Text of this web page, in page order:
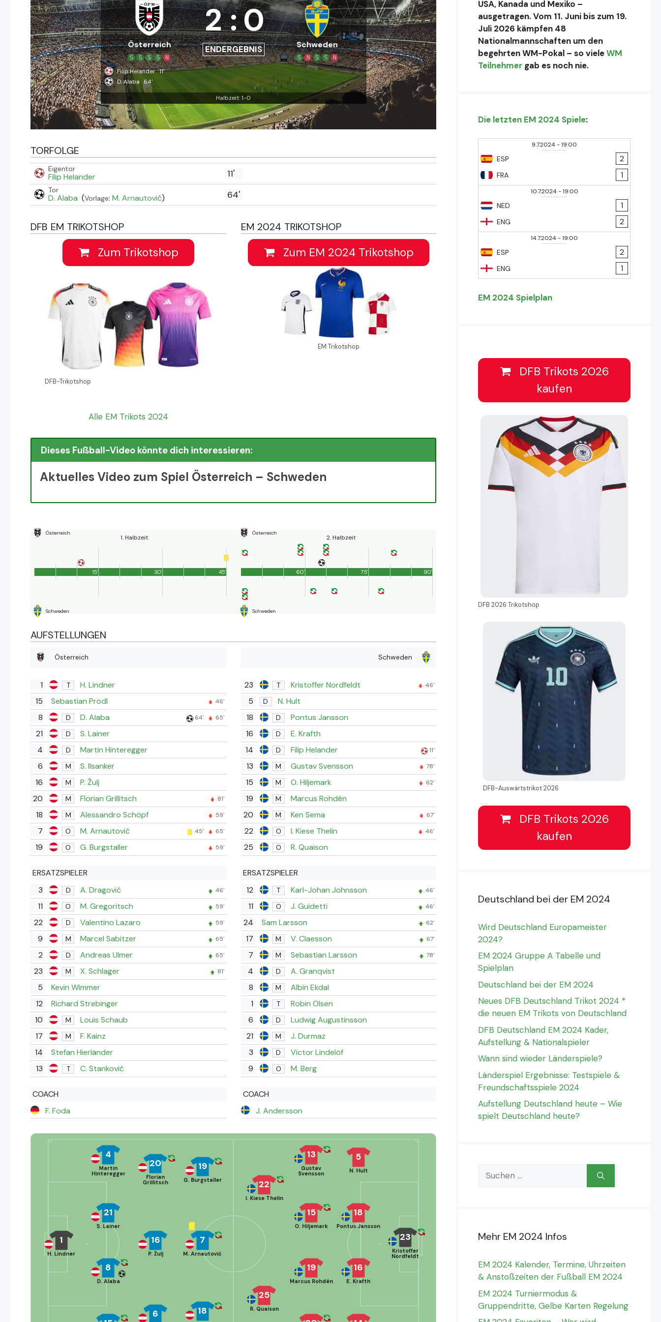
Österreich
S S S S N
2:0
ENDERGEBNIS Schweden
S N S S N
Filip Helander 11'
D. Alaba 64'
Halbzeit: 1-0
TORFOLGE
Eigentor
Filip Helander 11'
Tor
D. Alaba (Vorlage: M. Arnautović) 64'
DFB EM TRIKOTSHOP
Zum Trikotshop
DFB-Trikotshop
Alle EM Trikots 2024
EM 2024 TRIKOTSHOP
Zum EM 2024 Trikotshop
EM Trikotshop
Dieses Fußball-Video könnte dich interessieren:
Aktuelles Video zum Spiel Österreich – Schweden
Österreich
1. Halbzeit
Schweden
45'
15' 30'
Österreich
2. Halbzeit
Schweden
90'
60' 75'
AUFSTELLUNGEN
Österreich
1 T
H. Lindner
15
Sebastian Prödl 46'
8 D D. Alaba 64' 65'
21 D
S. Lainer
4
D
Martin Hinteregger
6
M
S. Ilsanker
16
M
P. Žulj
20
M Florian Grillitsch 81'
18 M Alessandro Schöpf 59'
7 O M. Arnautović 45' 65'
19 O G. Burgstaller 59'
ERSATZSPIELER
3
D A. Dragović 46'
11 O M. Gregoritsch 59'
22 D Valentino Lazaro 59'
9 M Marcel Sabitzer 65'
2 D Andreas Ulmer 65'
23 M X. Schlager 81'
5
Kevin Wimmer
12
Richard Strebinger
10
M
Louis Schaub
17
M
F. Kainz
14
Stefan Hierländer
13
T C. Stanković
COACH
F. Foda
Schweden
23 T Kristoffer Nordfeldt 46'
5 D
N. Hult
18
D
Pontus Jansson
16
D
E. Krafth
14
D Filip Helander 11'
13 M Gustav Svensson 78'
15 M O. Hiljemark 62'
19 M
Marcus Rohdén
20
M Ken Sema 67'
22 O I. Kiese Thelin 46'
25 O R. Quaison
ERSATZSPIELER
12
T Karl-Johan Johnsson 46'
11 O J. Guidetti 46'
24 Sam Larsson 62'
17 M V. Claesson 67'
7 M Sebastian Larsson 78'
4 D
A. Granqvist
8
M
Albin Ekdal
1
T
Robin Olsen
6
D
Ludwig Augustinsson
21
M
J. Durmaz
3
D
Victor Lindelöf
9
O M. Berg
COACH
J. Andersson
1
H. Lindner
4
Martin
Hinteregger
21
S. Lainer
8
D. Alaba
20
Florian
Grillitsch
16
P. Žulj
6
19
G. Burgstaller
7
M. Arnautović
18
23
Kristoffer
Nordfeldt
16
E. Krafth
18
Pontus Jansson
5
N. Hult
19
Marcus Rohdén
15
O. Hiljemark
13
Gustav
Svensson
25
R. Quaison
22
I. Kiese Thelin
USA, Kanada und Mexiko –
ausgetragen. Vom 11. Juni bis zum 19.
Juli 2026 kämpfen 48
Nationalmannschaften um den
begehrten WM-Pokal – so vieleWM
Teilnehmer gab es noch nie.
Die letzten EM 2024 Spiele:
9.7.2024-19:00
ESP
FRA
2
1
10.7.2024-19:00
NED
ENG
1
2
14.7.2024-19:00
ESP
ENG
2
1
EM 2024 Spielplan
DFB Trikots 2026
kaufen
DFB 2026 Trikotshop
DFB-Auswärtstrikot 2026
DFB Trikots 2026
kaufen
Deutschland bei der EM 2024
Wird Deutschland Europameister
2024?
EM 2024 Gruppe A Tabelle und
Spielplan
Deutschland bei der EM 2024
Neues DFB Deutschland Trikot 2024 *
die neuen EM Trikots von Deutschland
DFB Deutschland EM 2024 Kader,
Aufstellung & Nationalspieler
Wann sind wieder Länderspiele?
Länderspiel Ergebnisse: Testspiele &
Freundschaftsspiele 2024
Aufstellung Deutschland heute – Wie
spielt Deutschland heute?
Suchen
nach:
Mehr EM 2024 Infos
EM 2024 Kalender, Termine, Uhrzeiten
& Anstoßzeiten der Fußball EM 2024
EM 2024 Turniermodus &
Gruppendritte, Gelbe Karten Regelung